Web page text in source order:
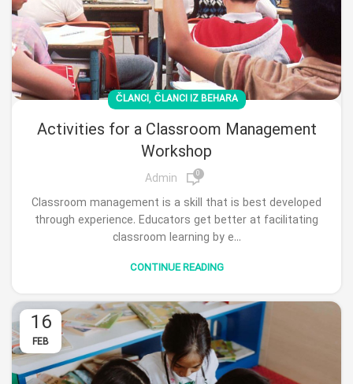
ČLANCI, ČLANCI IZ BEHARA
Activities for a Classroom Management
Workshop
Admin 0
Classroom management is a skill that is best developed
through experience. Educators get better at facilitating
classroom learning by e...
CONTINUE READING
16
FEB